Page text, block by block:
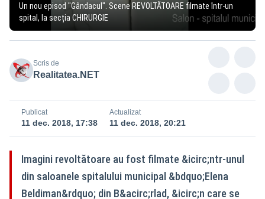
Un nou episod "Gândacul". Scene REVOLTĂTOARE filmate într-un
spital, la secția CHIRURGIE
Scris de
Realitatea.NET
Publicat
11 dec. 2018, 17:38
Actualizat
11 dec. 2018, 20:21
Imagini revoltătoare au fost filmate &icirc;ntr-unul
din saloanele spitalului municipal &bdquo;Elena
Beldiman&rdquo; din B&acirc;rlad, &icirc;n care se